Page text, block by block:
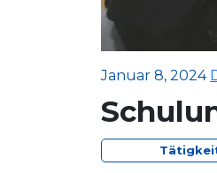
Januar 8, 2024